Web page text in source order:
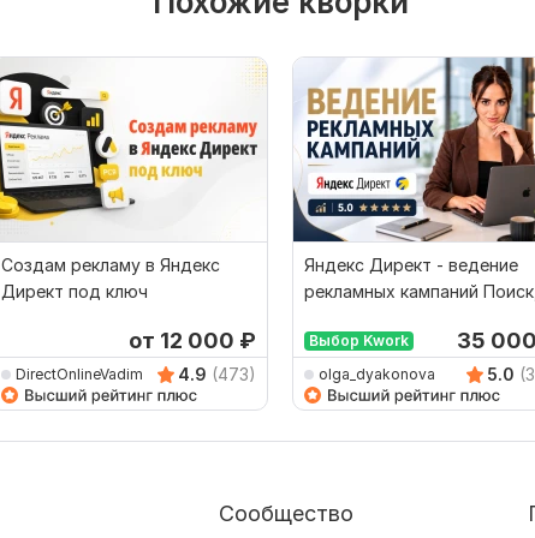
Создам рекламу в Яндекс
Директ под ключ
от 12 000 ₽
DirectOnlineVadim 4.9 (473)
Яндекс Директ - ведение
рекламных кампаний Поиск,
Выбор Kwork 35 000
olga_dyakonova 5.0
Сообщество